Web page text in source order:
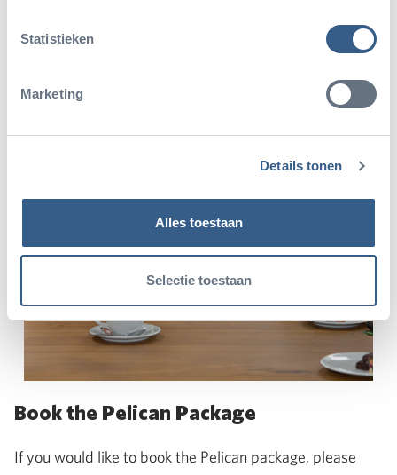
Statistieken
Marketing
Details tonen
Alles toestaan
Selectie toestaan
Book the Pelican Package
If you would like to book the Pelican package, please